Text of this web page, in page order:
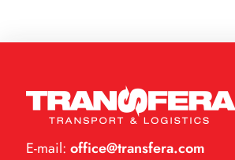
E-mail: office@transfera.com